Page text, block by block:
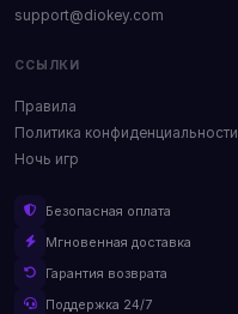
support@diokey.com
ССЫЛКИ
Правила
Политика конфиденциальности
Ночь игр
Безопасная оплата
Мгновенная доставка
Гарантия возврата
Поддержка 24/7